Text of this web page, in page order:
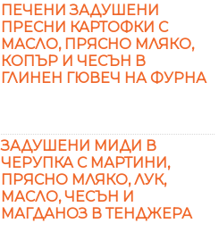
ПЕЧЕНИ ЗАДУШЕНИ
ПРЕСНИ КАРТОФКИ С
МАСЛО, ПРЯСНО МЛЯКО,
КОПЪР И ЧЕСЪН В
ГЛИНЕН ГЮВЕЧ НА ФУРНА
ЗАДУШЕНИ МИДИ В
ЧЕРУПКА С МАРТИНИ,
ПРЯСНО МЛЯКО, ЛУК,
МАСЛО, ЧЕСЪН И
МАГДАНОЗ В ТЕНДЖЕРА